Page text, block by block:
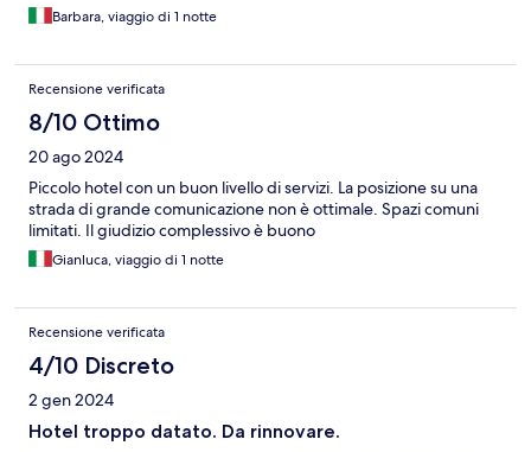
Barbara, viaggio di 1 notte
Recensione verificata
8/10 Ottimo
20 ago 2024
Piccolo hotel con un buon livello di servizi. La posizione su una
strada di grande comunicazione non è ottimale. Spazi comuni
limitati. Il giudizio complessivo è buono
Gianluca, viaggio di 1 notte
Recensione verificata
4/10 Discreto
2 gen 2024
Hotel troppo datato. Da rinnovare.